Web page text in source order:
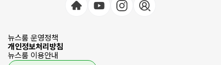
뉴스룸 운영정책
개인정보처리방침
뉴스룸 이용안내